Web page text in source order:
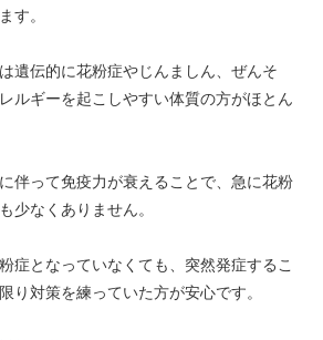
す。
遺伝的に花粉症やじんましん、ぜんそ
ルギーを起こしやすい体質の方がほとん
伴って免疫力が衰えることで、急に花粉
なくありません。
症となっていなくても、突然発症するこ
り対策を練っていた方が安心です。